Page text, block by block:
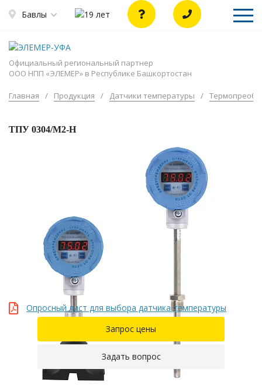
Бавлы
Официальный региональный партнер
ООО НПП «ЭЛЕМЕР» в Республике Башкортостан
Главная / Продукция / Датчики температуры /
ТПУ 0304/М2-H
Опросный лист для выбора датчика температуры
Запрос цены
Задать вопрос